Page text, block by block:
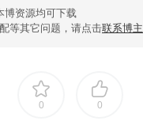
博资源均可下载
等其它问题，请点击联系博主
0 0